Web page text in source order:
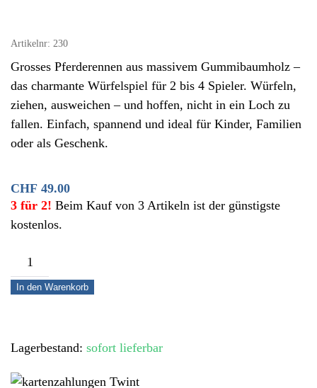
Artikelnr: 230
Grosses Pferderennen aus massivem Gummibaumholz –
das charmante Würfelspiel für 2 bis 4 Spieler. Würfeln,
ziehen, ausweichen – und hoffen, nicht in ein Loch zu
fallen. Einfach, spannend und ideal für Kinder, Familien
oder als Geschenk.
CHF 49.00
3 für 2! Beim Kauf von 3 Artikeln ist der günstigste
kostenlos.
Pferderennen
gross
–
Glück
vereint
In den Warenkorb
Lagerbestand: sofort lieferbar